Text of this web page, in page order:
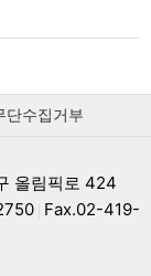
단수집거부
올림픽로 424
Fax.02-419-